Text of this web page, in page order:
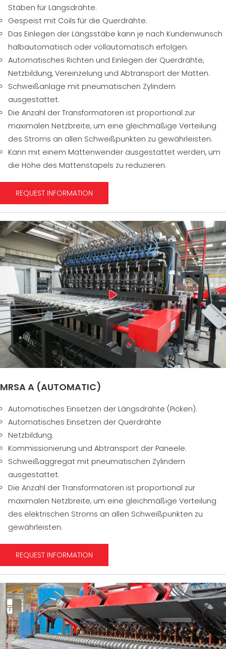
Stäben für Längsdrähte.
Gespeist mit Coils für die Querdrähte.
Das Einlegen der Längsstäbe kann je nach Kundenwunsch
halbautomatisch oder vollautomatisch erfolgen.
Automatisches Richten und Einlegen der Querdrähte,
Netzbildung, Vereinzelung und Abtransport der Matten.
Schweißanlage mit pneumatischen Zylindern
ausgestattet.
Die Anzahl der Transformatoren ist proportional zur
maximalen Netzbreite, um eine gleichmäßige Verteilung
des Stroms an allen Schweißpunkten zu gewährleisten.
Kann mit einem Mattenwender ausgestattet werden, um
die Höhe des Mattenstapels zu reduzieren.
REQUEST INFORMATION
MRSA A (AUTOMATIC)
Automatisches Einsetzen der Längsdrähte (Picken).
Automatisches Einsetzen der Querdrähte
Netzbildung.
Kommissionierung und Abtransport der Paneele.
Schweißaggregat mit pneumatischen Zylindern
ausgestattet.
Die Anzahl der Transformatoren ist proportional zur
maximalen Netzbreite, um eine gleichmäßige Verteilung
des elektrischen Stroms an allen Schweißpunkten zu
gewährleisten.
REQUEST INFORMATION